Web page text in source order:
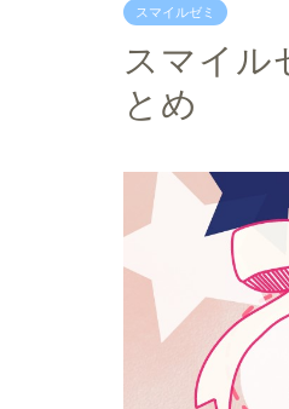
スマイルゼミ
スマイル
とめ